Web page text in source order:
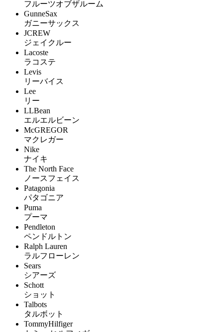
フルーツオブザルーム
GunneSax
ガニーサックス
JCREW
ジェイクルー
Lacoste
ラコステ
Levis
リーバイス
Lee
リー
LLBean
エルエルビーン
McGREGOR
マクレガー
Nike
ナイキ
The North Face
ノースフェイス
Patagonia
パタゴニア
Puma
プーマ
Pendleton
ペンドルトン
Ralph Lauren
ラルフローレン
Sears
シアーズ
Schott
ショット
Talbots
タルボット
TommyHilfiger